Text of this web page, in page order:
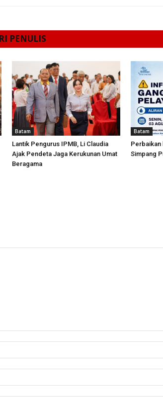
PENULIS
Batam
Lantik Pengurus IPMB, Li Claudia
Ajak Pendeta Jaga Kerukunan Umat
Beragama
Batam
Simpang